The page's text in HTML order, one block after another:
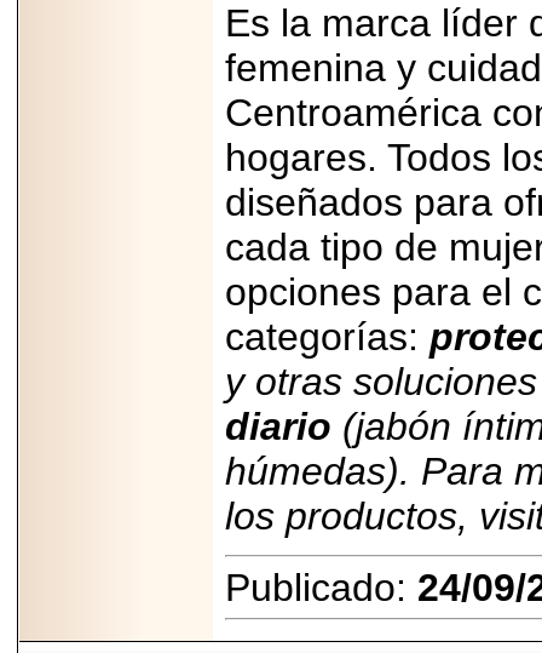
Es la marca líder
femenina y
Centroamérica
hogares. Todos
diseñados para
cada tipo de
opciones para el
categorías:
y otras
diario (jabón
húmedas). Para
los productos,
Publicado: 24/09/